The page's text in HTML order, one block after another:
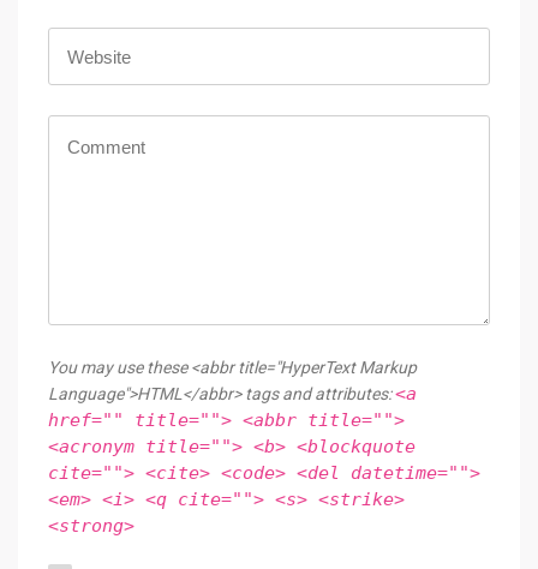
You may use these <abbr title="HyperText Markup
Language">HTML</abbr> tags and attributes:<a
href="" title=""> <abbr title="">
<acronym title=""> <b> <blockquote
cite=""> <cite> <code> <del datetime="">
<em> <i> <q cite=""> <s> <strike>
<strong>